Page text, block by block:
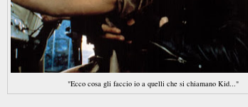
"Ecco cosa gli faccio io a quelli che si chiamano Kid..."